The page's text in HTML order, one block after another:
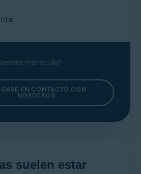
más ayuda?
EN CONTACTO CON
NOSOTROS
suelen estar